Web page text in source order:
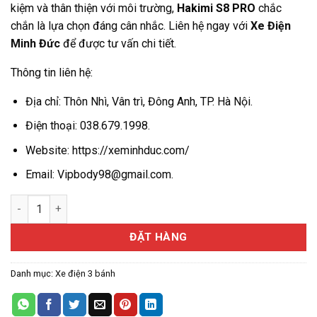
kiệm và thân thiện với môi trường, Hakimi S8 PRO chắc
chắn là lựa chọn đáng cân nhắc. Liên hệ ngay với Xe Điện
Minh Đức để được tư vấn chi tiết.
Thông tin liên hệ:
Địa chỉ: Thôn Nhì, Vân trì, Đông Anh, TP. Hà Nội.
Điện thoại: 038.679.1998.
Website: https://xeminhduc.com/
Email: Vipbody98@gmail.com.
Hakimi S8 PRO 2025 Chính hãng nhật số lượng
ĐẶT HÀNG
Danh mục: Xe điện 3 bánh